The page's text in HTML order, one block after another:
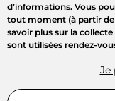
d’informations. Vous
tout moment (à partir de
savoir plus sur la
sont utilisées rendez-
Je